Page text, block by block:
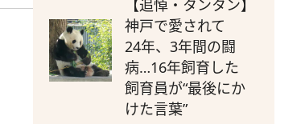
【追悼・タンタン】
神戸で愛されて
24年、3年間の闘
病…16年飼育した
飼育員が“最後にか
けた言葉”